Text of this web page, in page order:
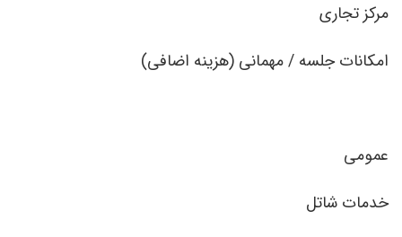
مرکز تجاری
امکانات جلسه / مهمانی (هزینه اضافی)
عمومی
خدمات شاتل